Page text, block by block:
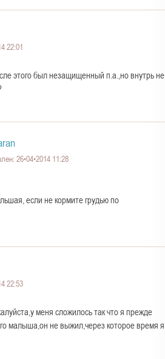
22:01
этого был незащищенный п.а.,но внутрь не
26•04•2014 11:28
если не кормите грудью по
22:53
меня сложилось так что я прежде
малыша,он не выжил,через которое время я